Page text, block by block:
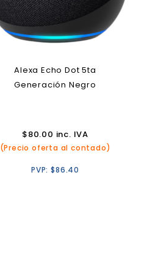
Alexa Echo Dot 5ta
Generación Negro
$80.00 inc. IVA
(Precio oferta al contado)
PVP:$86.40